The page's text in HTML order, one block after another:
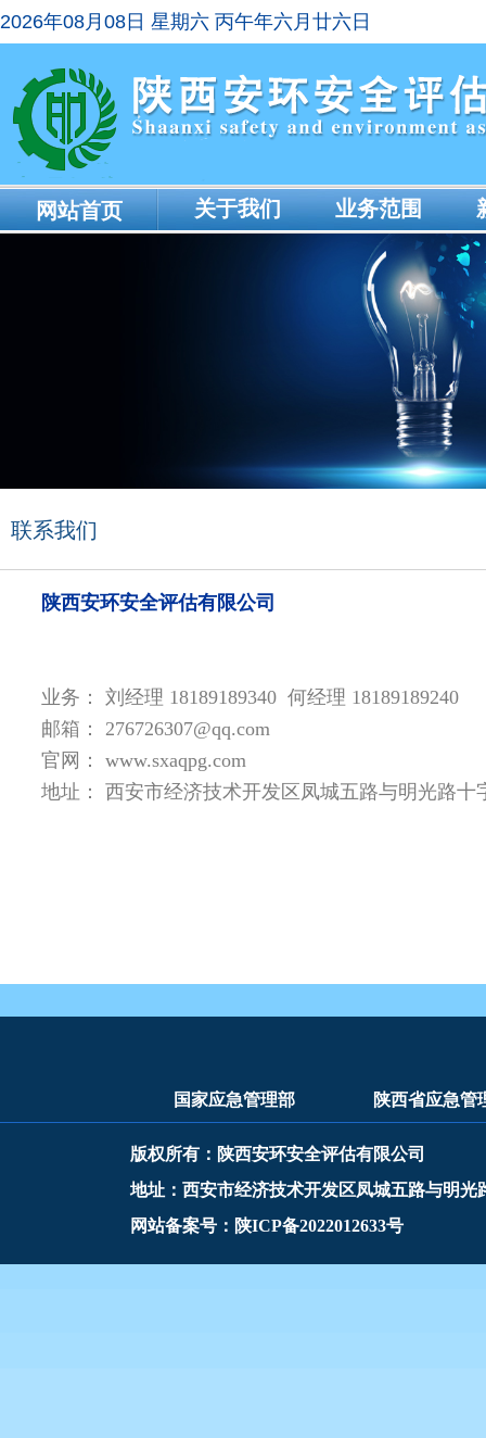
2026年08月08日 星期六 丙午年六月廿六日
网站首页 关于我们 业务范围
联系我们
陕西安环安全评估有限公司
业务： 刘经理 18189189340 何经理 18189189240
邮箱： 276726307@qq.com
官网： www.sxaqpg.com
地址： 西安市经济技术开发区凤城五路与明光路十
国家应急管理部 陕西省应急管
版权所有：陕西安环安全评估有限公司
地址：西安市经济技术开发区凤城五路与明光
网站备案号：陕ICP备2022012633号